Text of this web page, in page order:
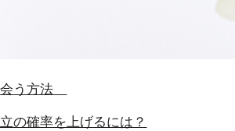
う方法
の確率を上げるには？